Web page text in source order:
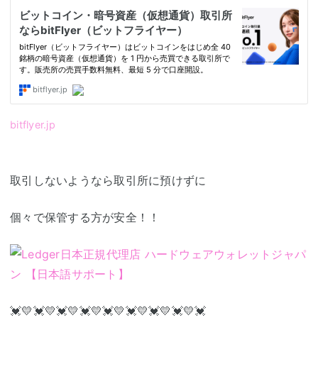
bitflyer.jp
取引しないようなら取引所に預けずに
個々で保管する方が安全！！
💓💛💓💛💓💛💓💛💓💛💓💛💓💛💓💛💓